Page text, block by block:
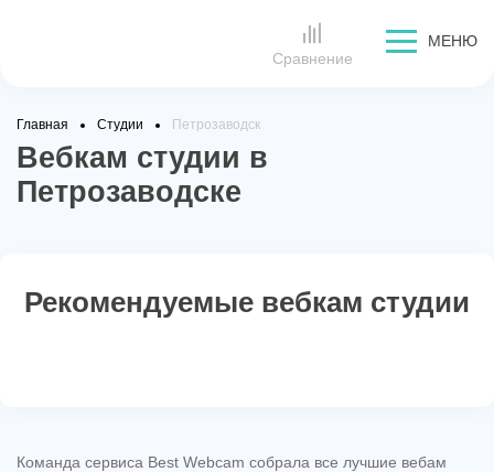
МЕНЮ
Сравнение
Главная Студии Петрозаводск
Вебкам студии в
Петрозаводске
Рекомендуемые вебкам студии
Команда сервиса Best Webcam собрала все лучшие вебам